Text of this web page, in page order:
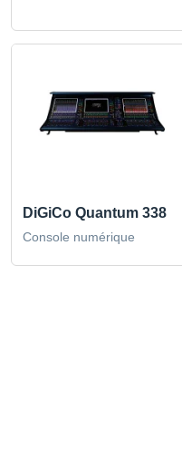
DiGiCo Quantum 338
Console numérique